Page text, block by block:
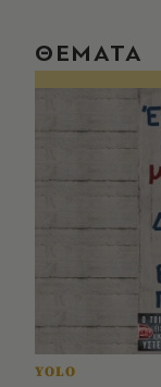
ΘΕΜΑΤΑ
YOLO